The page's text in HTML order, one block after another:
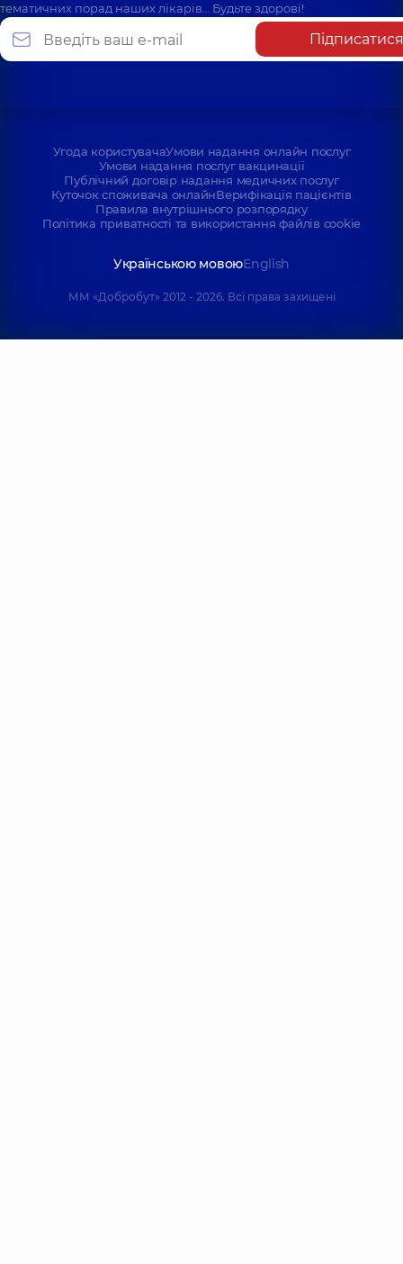
тематичних порад наших лікарів… Будьте здорові!
Підписатися
Угода користувачаУмови надання онлайн послуг
Умови надання послуг вакцинації
Публічний договір надання медичних послуг
Куточок споживача онлайнВерифікація пацієнтів
Правила внутрішнього розпорядку
Політика приватності та використання файлів cookie
Українською мовоюEnglish
ММ «Добробут» 2012 - 2026. Всі права захищені